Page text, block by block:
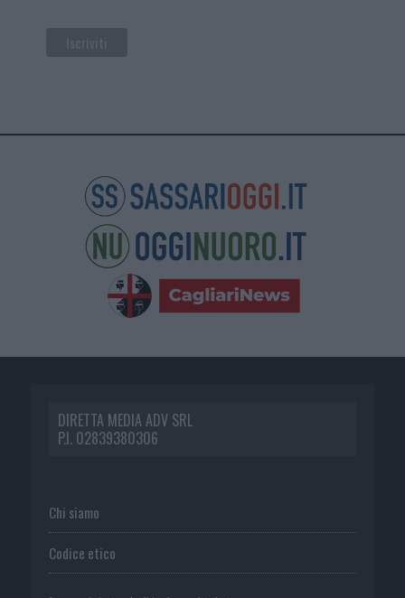
DIRETTA MEDIA ADV SRL
P.I. 02839380306
Chi siamo
Codice etico